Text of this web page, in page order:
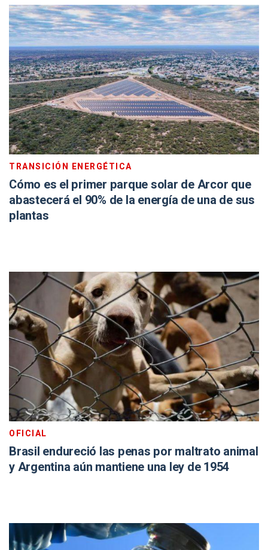
TRANSICIÓN ENERGÉTICA
Cómo es el primer parque solar de Arcor que
abastecerá el 90% de la energía de una de sus
plantas
OFICIAL
Brasil endureció las penas por maltrato animal
y Argentina aún mantiene una ley de 1954